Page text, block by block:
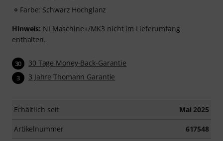
Farbe: Schwarz Hochglanz
Hinweis: NI Maschine+/MK3 nicht im Lieferumfang
enthalten.
30 30 Tage Money-Back-Garantie
3 3 Jahre Thomann Garantie
Erhältlich seit Mai 2025
Artikelnummer 617548